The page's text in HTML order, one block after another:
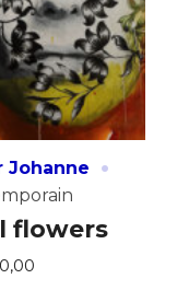
Johanne ·
flowers